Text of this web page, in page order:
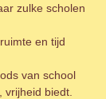
zulke scholen
en tijd
van school
biedt.